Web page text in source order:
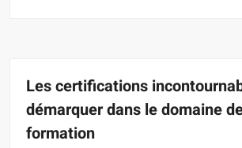
Les certifications
démarquer dans le domaine
formation